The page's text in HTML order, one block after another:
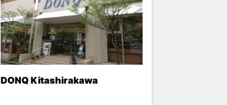
DONQ Kitashirakawa